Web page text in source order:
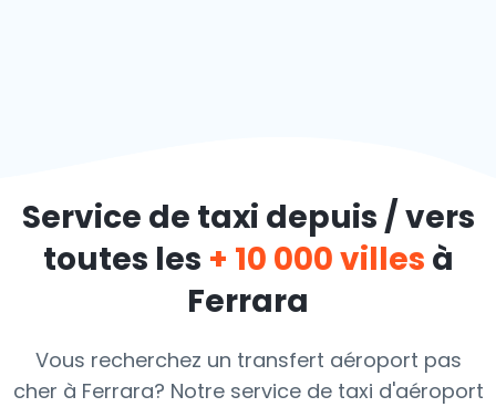
Service de taxi depuis / vers
toutes les + 10 000 villes à
Ferrara
Vous recherchez un transfert aéroport pas
cher à Ferrara? Notre service de taxi d'aéroport